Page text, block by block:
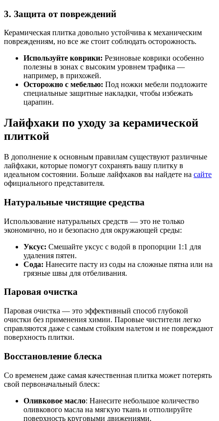
3. Защита от повреждений
Керамическая плитка довольно устойчива к механическим
повреждениям, но все же стоит соблюдать осторожность.
Используйте коврики: Резиновые коврики особенно
полезны в зонах с высоким уровнем трафика —
например, в прихожей.
Осторожно с мебелью: Под ножки мебели подложите
специальные защитные накладки, чтобы избежать
царапин.
Лайфхаки по уходу за керамической
плиткой
В дополнение к основным правилам существуют различные
лайфхаки, которые помогут сохранять вашу плитку в
идеальном состоянии. Больше лайфхаков вы найдете на сайте
официального представителя.
Натуральные чистящие средства
Использование натуральных средств — это не только
экономично, но и безопасно для окружающей среды:
Уксус: Смешайте уксус с водой в пропорции 1:1 для
удаления пятен.
Сода: Нанесите пасту из соды на сложные пятна или на
грязные швы для отбеливания.
Паровая очистка
Паровая очистка — это эффективный способ глубокой
очистки без применения химии. Паровые чистители легко
справляются даже с самым стойким налетом и не повреждают
поверхность плитки.
Восстановление блеска
Со временем даже самая качественная плитка может потерять
свой первоначальный блеск:
Оливковое масло: Нанесите небольшое количество
оливкового масла на мягкую ткань и отполируйте
поверхность круговыми движениями.